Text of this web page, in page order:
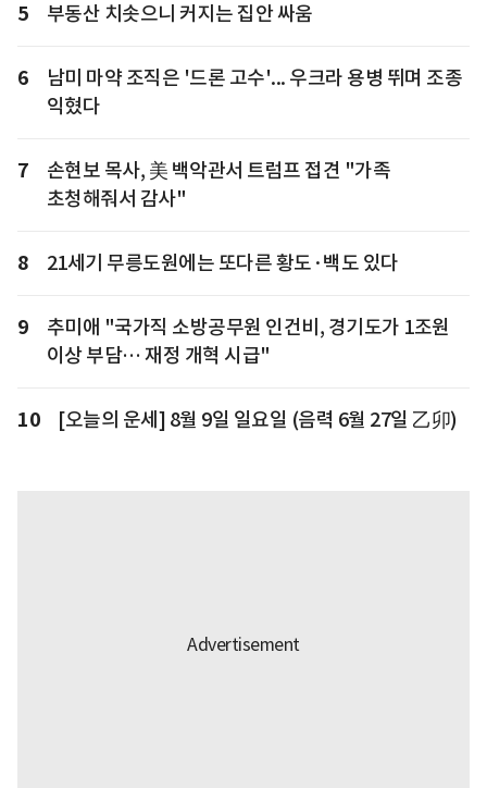
5 부동산 치솟으니 커지는 집안 싸움
6
남미 마약 조직은 '드론 고수'... 우크라 용병 뛰며 조종
익혔다
7
손현보 목사, 美 백악관서 트럼프 접견 "가족
초청해줘서 감사"
8 21세기 무릉도원에는 또다른 황도·백도 있다
9
추미애 "국가직 소방공무원 인건비, 경기도가 1조원
이상 부담… 재정 개혁 시급"
10 [오늘의 운세] 8월 9일 일요일 (음력 6월 27일 乙卯)